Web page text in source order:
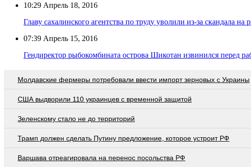
10:29 Апрель 18, 2016
Главу сахалинского агентства по труду уволили из-за скандала на
07:39 Апрель 15, 2016
Гендиректор рыбокомбината острова Шикотан извинился перед
Молдавские фермеры потребовали ввести импорт зерновых с Украины
США выдворили 110 украинцев с временной защитой
Зеленскому стало не до территорий
Трамп должен сделать Путину предложение, которое устроит РФ
Варшава отреагировала на перенос посольства РФ